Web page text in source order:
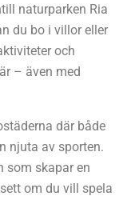
naturparken Ria
du bo i villor eller
och
– även med
där både
njuta av sporten.
som skapar en
om du vill spela